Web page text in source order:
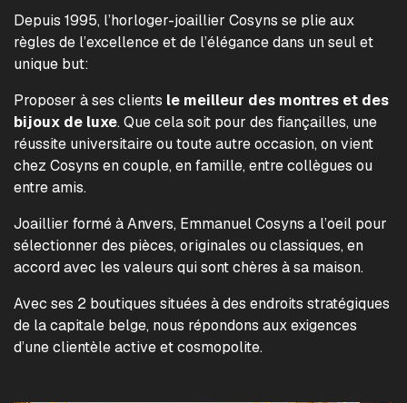
Depuis 1995, l’horloger-joaillier Cosyns se plie aux
règles de l’excellence et de l’élégance dans un seul et
unique but:
Proposer à ses clients le meilleur des montres et des
bijoux de luxe. Que cela soit pour des fiançailles, une
réussite universitaire ou toute autre occasion, on vient
chez Cosyns en couple, en famille, entre collègues ou
entre amis.
Joaillier formé à Anvers, Emmanuel Cosyns a l’oeil pour
sélectionner des pièces, originales ou classiques, en
accord avec les valeurs qui sont chères à sa maison.
Avec ses 2 boutiques situées à des endroits stratégiques
de la capitale belge, nous répondons aux exigences
d’une clientèle active et cosmopolite.